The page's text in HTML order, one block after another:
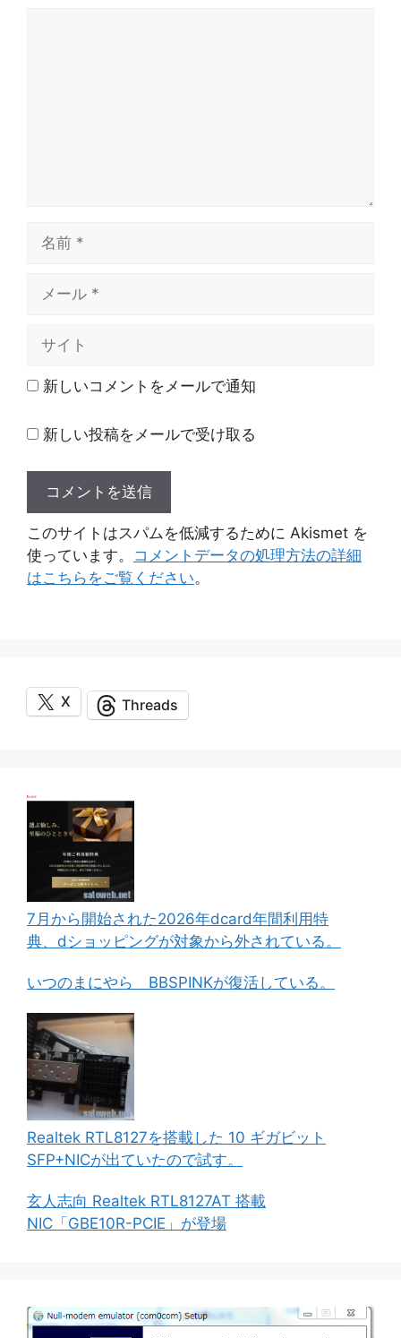
ト 新しいコメントをメールで通知
新しい投稿をメールで受け取る
このサイトはスパムを低減するために Akismet を
使っています。 コメントデータの処理方法の詳細
はこちらをご覧ください。
X Threads
7月から開始された2026年dcard年間利用特
典、dショッピングが対象から外されている。
いつのまにやら BBSPINKが復活している。
Realtek RTL8127を搭載した 10 ギガビット
SFP+NICが出ていたので試す。
玄人志向 Realtek RTL8127AT 搭載
NIC「GBE10R-PCIE」が登場